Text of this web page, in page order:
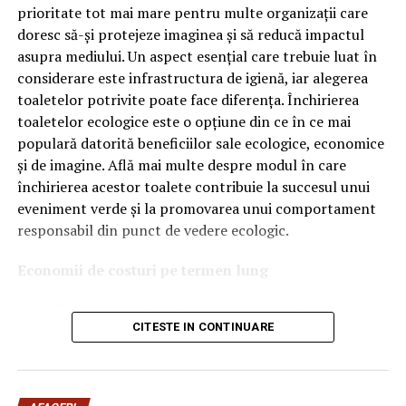
OEM.
Ce înseamnă Ravenol VMP?
DenumireaVMPidentifică o gamă de uleiuri dezvoltate
pentru motoare moderne care necesită performanțe
ridicate și compatibilitate cu numeroase specificații ale
constructorilor auto.
Acest produs este destinat în special motoarelor
moderne pe benzină și diesel, inclusiv celor echipate cu:
catalizatoare moderne;
sisteme Start-Stop.
Ce înseamnă USVO?
prioritate tot mai mare pentru multe organizații care
doresc să-și protejeze imaginea și să reducă impactul
asupra mediului. Un aspect esențial care trebuie luat în
considerare este infrastructura de igienă, iar alegerea
toaletelor potrivite poate face diferența. Închirierea
toaletelor ecologice este o opțiune din ce în ce mai
populară datorită beneficiilor sale ecologice, economice
și de imagine. Află mai multe despre modul în care
închirierea acestor toalete contribuie la succesul unui
eveniment verde și la promovarea unui comportament
responsabil din punct de vedere ecologic.
Economii de costuri pe termen lung
Unul dintre cele mai mari avantaje ale activității
închiriere toalete ecologiceeste economia de costuri.
termen lung, aceasta este o opțiune mai rentabilă decât
construirea unei infrastructuri permanente de toalete.
CITESTE IN CONTINUARE